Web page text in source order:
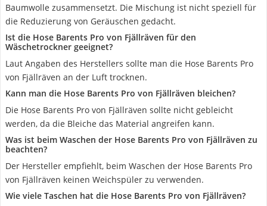
Baumwolle zusammensetzt. Die Mischung ist nicht speziell für
die Reduzierung von Geräuschen gedacht.
Ist die Hose Barents Pro von Fjällräven für den
Wäschetrockner geeignet?
Laut Angaben des Herstellers sollte man die Hose Barents Pro
von Fjällräven an der Luft trocknen.
Kann man die Hose Barents Pro von Fjällräven bleichen?
Die Hose Barents Pro von Fjällräven sollte nicht gebleicht
werden, da die Bleiche das Material angreifen kann.
Was ist beim Waschen der Hose Barents Pro von Fjällräven zu
beachten?
Der Hersteller empfiehlt, beim Waschen der Hose Barents Pro
von Fjällräven keinen Weichspüler zu verwenden.
Wie viele Taschen hat die Hose Barents Pro von Fjällräven?